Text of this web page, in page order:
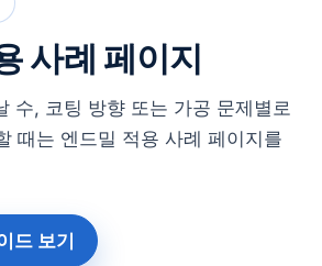
사례 페이지
수, 코팅 방향 또는 가공 문제별로
때는 엔드밀 적용 사례 페이지를
드 보기